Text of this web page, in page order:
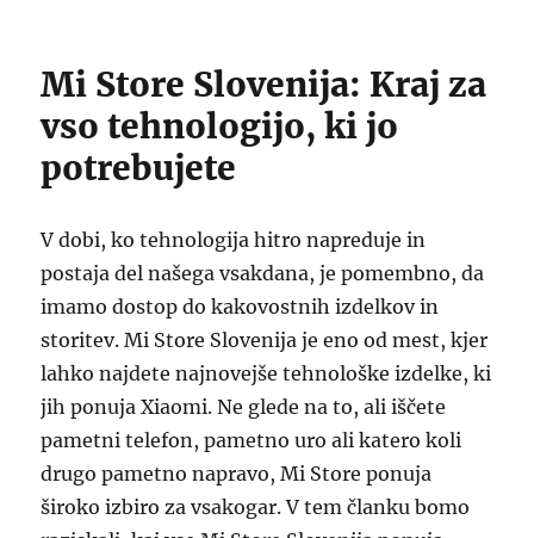
Mi Store Slovenija: Kraj za
vso tehnologijo, ki jo
potrebujete
V dobi, ko tehnologija hitro napreduje in
postaja del našega vsakdana, je pomembno, da
imamo dostop do kakovostnih izdelkov in
storitev. Mi Store Slovenija je eno od mest, kjer
lahko najdete najnovejše tehnološke izdelke, ki
jih ponuja Xiaomi. Ne glede na to, ali iščete
pametni telefon, pametno uro ali katero koli
drugo pametno napravo, Mi Store ponuja
široko izbiro za vsakogar. V tem članku bomo